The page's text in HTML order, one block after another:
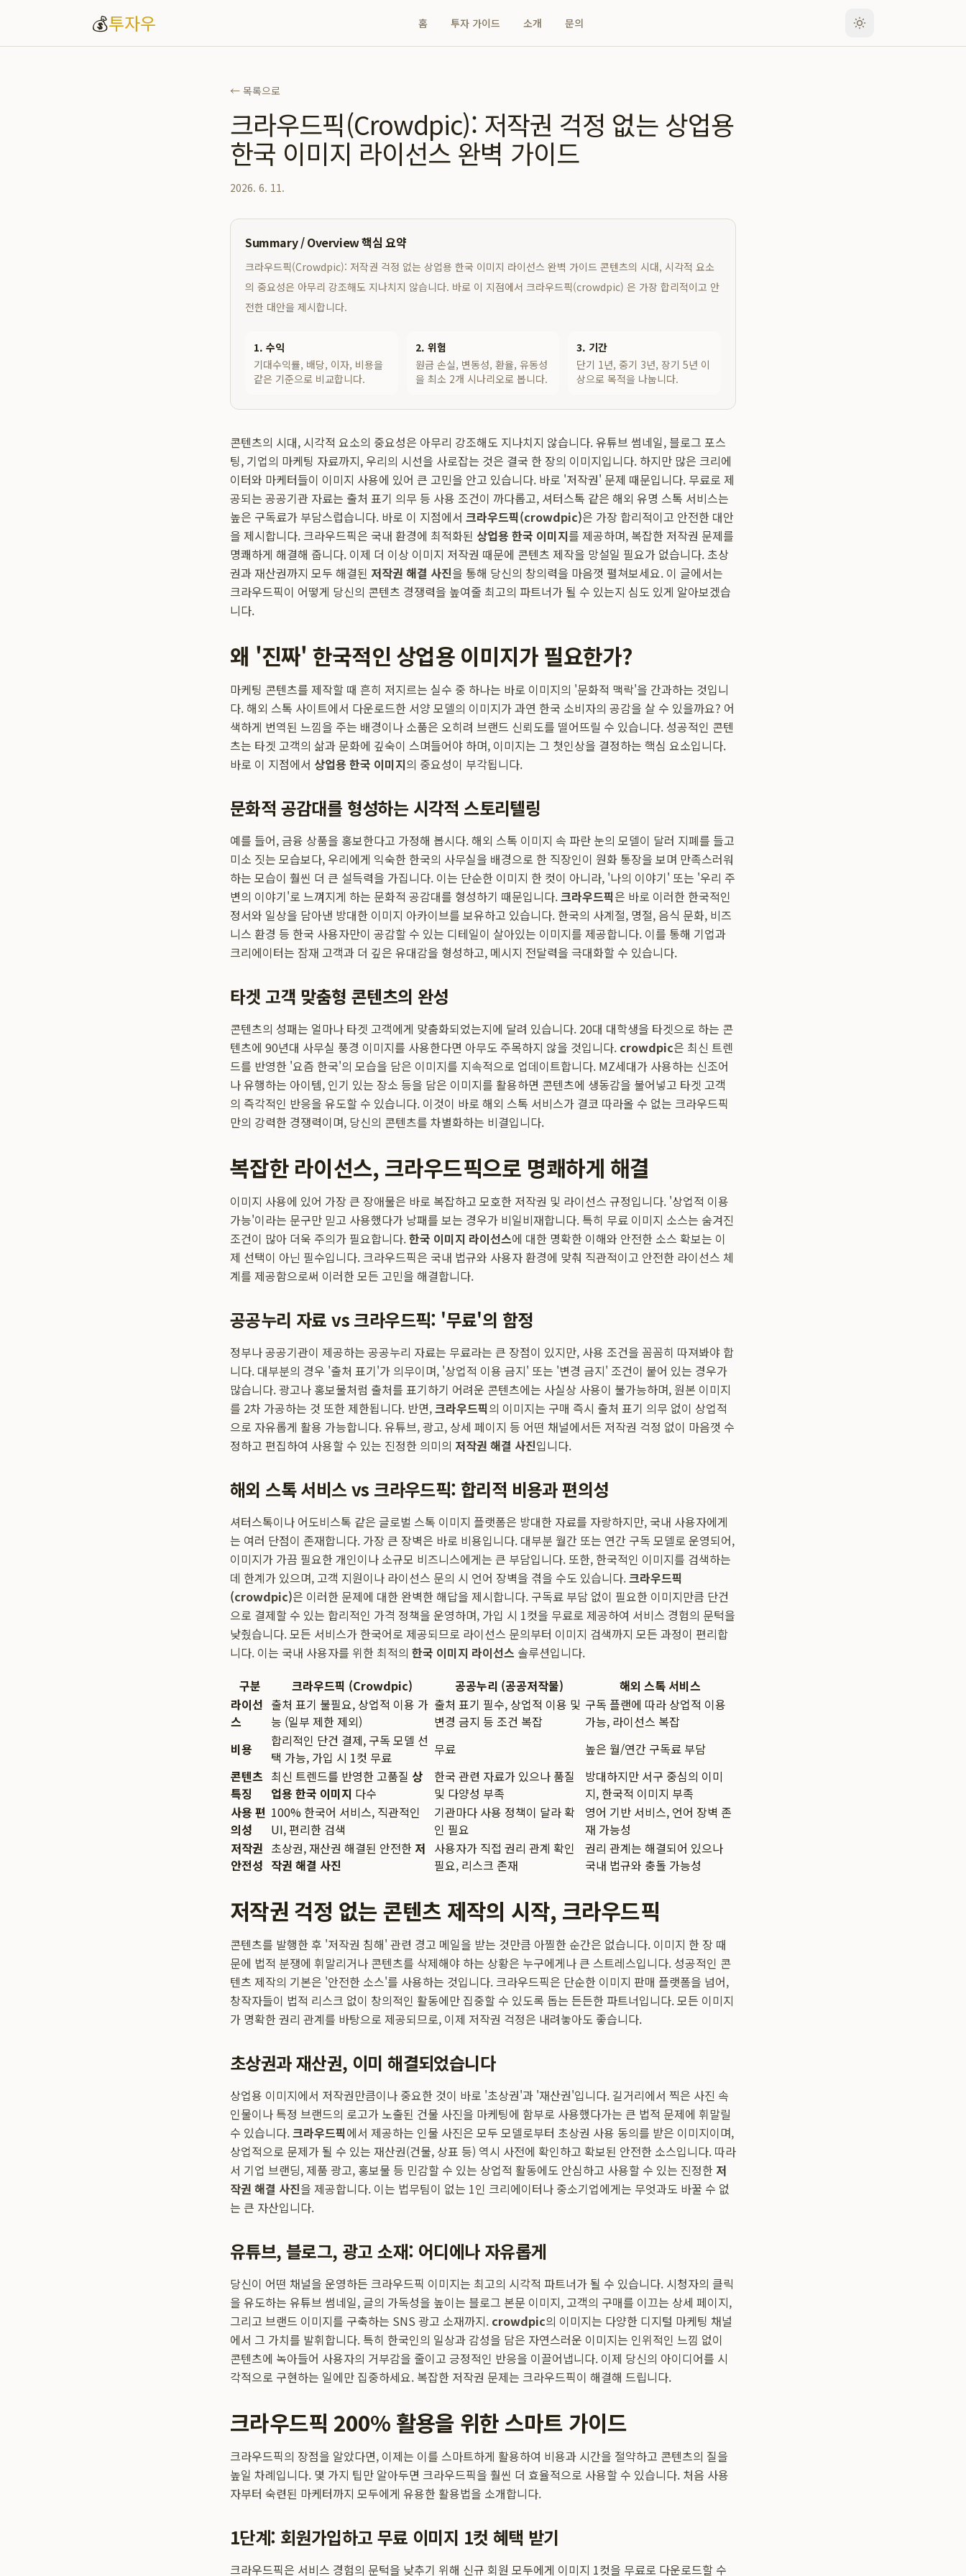
💰투자우 홈 투자 가이드 소개 문의
← 목록으로
크라우드픽(Crowdpic): 저작권 걱정 없는 상업용
한국 이미지 라이선스 완벽 가이드
2026. 6. 11.
Summary / Overview 핵심 요약
크라우드픽(Crowdpic): 저작권 걱정 없는 상업용 한국 이미지 라이선스 완벽 가이드 콘텐츠의 시대, 시각적 요소
의 중요성은 아무리 강조해도 지나치지 않습니다. 바로 이 지점에서 크라우드픽(crowdpic) 은 가장 합리적이고 안
전한 대안을 제시합니다.
1. 수익
기대수익률, 배당, 이자, 비용을
같은 기준으로 비교합니다.
2. 위험
원금 손실, 변동성, 환율, 유동성
을 최소 2개 시나리오로 봅니다.
3. 기간
단기 1년, 중기 3년, 장기 5년 이
상으로 목적을 나눕니다.
콘텐츠의 시대, 시각적 요소의 중요성은 아무리 강조해도 지나치지 않습니다. 유튜브 썸네일, 블로그 포스
팅, 기업의 마케팅 자료까지, 우리의 시선을 사로잡는 것은 결국 한 장의 이미지입니다. 하지만 많은 크리에
이터와 마케터들이 이미지 사용에 있어 큰 고민을 안고 있습니다. 바로 '저작권' 문제 때문입니다. 무료로 제
공되는 공공기관 자료는 출처 표기 의무 등 사용 조건이 까다롭고, 셔터스톡 같은 해외 유명 스톡 서비스는
높은 구독료가 부담스럽습니다. 바로 이 지점에서 크라우드픽(crowdpic)은 가장 합리적이고 안전한 대안
을 제시합니다. 크라우드픽은 국내 환경에 최적화된 상업용 한국 이미지를 제공하며, 복잡한 저작권 문제를
명쾌하게 해결해 줍니다. 이제 더 이상 이미지 저작권 때문에 콘텐츠 제작을 망설일 필요가 없습니다. 초상
권과 재산권까지 모두 해결된 저작권 해결 사진을 통해 당신의 창의력을 마음껏 펼쳐보세요. 이 글에서는
크라우드픽이 어떻게 당신의 콘텐츠 경쟁력을 높여줄 최고의 파트너가 될 수 있는지 심도 있게 알아보겠습
니다.
왜 '진짜' 한국적인 상업용 이미지가 필요한가?
마케팅 콘텐츠를 제작할 때 흔히 저지르는 실수 중 하나는 바로 이미지의 '문화적 맥락'을 간과하는 것입니
다. 해외 스톡 사이트에서 다운로드한 서양 모델의 이미지가 과연 한국 소비자의 공감을 살 수 있을까요? 어
색하게 번역된 느낌을 주는 배경이나 소품은 오히려 브랜드 신뢰도를 떨어뜨릴 수 있습니다. 성공적인 콘텐
츠는 타겟 고객의 삶과 문화에 깊숙이 스며들어야 하며, 이미지는 그 첫인상을 결정하는 핵심 요소입니다.
바로 이 지점에서 상업용 한국 이미지의 중요성이 부각됩니다.
문화적 공감대를 형성하는 시각적 스토리텔링
예를 들어, 금융 상품을 홍보한다고 가정해 봅시다. 해외 스톡 이미지 속 파란 눈의 모델이 달러 지폐를 들고
미소 짓는 모습보다, 우리에게 익숙한 한국의 사무실을 배경으로 한 직장인이 원화 통장을 보며 만족스러워
하는 모습이 훨씬 더 큰 설득력을 가집니다. 이는 단순한 이미지 한 컷이 아니라, '나의 이야기' 또는 '우리 주
변의 이야기'로 느껴지게 하는 문화적 공감대를 형성하기 때문입니다.크라우드픽은 바로 이러한 한국적인
정서와 일상을 담아낸 방대한 이미지 아카이브를 보유하고 있습니다. 한국의 사계절, 명절, 음식 문화, 비즈
니스 환경 등 한국 사용자만이 공감할 수 있는 디테일이 살아있는 이미지를 제공합니다. 이를 통해 기업과
크리에이터는 잠재 고객과 더 깊은 유대감을 형성하고, 메시지 전달력을 극대화할 수 있습니다.
타겟 고객 맞춤형 콘텐츠의 완성
콘텐츠의 성패는 얼마나 타겟 고객에게 맞춤화되었는지에 달려 있습니다. 20대 대학생을 타겟으로 하는 콘
텐츠에 90년대 사무실 풍경 이미지를 사용한다면 아무도 주목하지 않을 것입니다. crowdpic은 최신 트렌
드를 반영한 '요즘 한국'의 모습을 담은 이미지를 지속적으로 업데이트합니다. MZ세대가 사용하는 신조어
나 유행하는 아이템, 인기 있는 장소 등을 담은 이미지를 활용하면 콘텐츠에 생동감을 불어넣고 타겟 고객
의 즉각적인 반응을 유도할 수 있습니다. 이것이 바로 해외 스톡 서비스가 결코 따라올 수 없는 크라우드픽
만의 강력한 경쟁력이며, 당신의 콘텐츠를 차별화하는 비결입니다.
복잡한 라이선스, 크라우드픽으로 명쾌하게 해결
이미지 사용에 있어 가장 큰 장애물은 바로 복잡하고 모호한 저작권 및 라이선스 규정입니다. '상업적 이용
가능'이라는 문구만 믿고 사용했다가 낭패를 보는 경우가 비일비재합니다. 특히 무료 이미지 소스는 숨겨진
조건이 많아 더욱 주의가 필요합니다.한국 이미지 라이선스에 대한 명확한 이해와 안전한 소스 확보는 이
제 선택이 아닌 필수입니다. 크라우드픽은 국내 법규와 사용자 환경에 맞춰 직관적이고 안전한 라이선스 체
계를 제공함으로써 이러한 모든 고민을 해결합니다.
공공누리 자료 vs 크라우드픽: '무료'의 함정
정부나 공공기관이 제공하는 공공누리 자료는 무료라는 큰 장점이 있지만, 사용 조건을 꼼꼼히 따져봐야 합
니다. 대부분의 경우 '출처 표기'가 의무이며, '상업적 이용 금지' 또는 '변경 금지' 조건이 붙어 있는 경우가
많습니다. 광고나 홍보물처럼 출처를 표기하기 어려운 콘텐츠에는 사실상 사용이 불가능하며, 원본 이미지
를 2차 가공하는 것 또한 제한됩니다. 반면,크라우드픽의 이미지는 구매 즉시 출처 표기 의무 없이 상업적
으로 자유롭게 활용 가능합니다. 유튜브, 광고, 상세 페이지 등 어떤 채널에서든 저작권 걱정 없이 마음껏 수
정하고 편집하여 사용할 수 있는 진정한 의미의 저작권 해결 사진입니다.
해외 스톡 서비스 vs 크라우드픽: 합리적 비용과 편의성
셔터스톡이나 어도비스톡 같은 글로벌 스톡 이미지 플랫폼은 방대한 자료를 자랑하지만, 국내 사용자에게
는 여러 단점이 존재합니다. 가장 큰 장벽은 바로 비용입니다. 대부분 월간 또는 연간 구독 모델로 운영되어,
이미지가 가끔 필요한 개인이나 소규모 비즈니스에게는 큰 부담입니다. 또한, 한국적인 이미지를 검색하는
데 한계가 있으며, 고객 지원이나 라이선스 문의 시 언어 장벽을 겪을 수도 있습니다.크라우드픽
(crowdpic)은 이러한 문제에 대한 완벽한 해답을 제시합니다. 구독료 부담 없이 필요한 이미지만큼 단건
으로 결제할 수 있는 합리적인 가격 정책을 운영하며, 가입 시 1컷을 무료로 제공하여 서비스 경험의 문턱을
낮췄습니다. 모든 서비스가 한국어로 제공되므로 라이선스 문의부터 이미지 검색까지 모든 과정이 편리합
니다. 이는 국내 사용자를 위한 최적의 한국 이미지 라이선스 솔루션입니다.
구분
크라우드픽 (Crowdpic) 공공누리 (공공저작물)
해외 스톡 서비스
라이선
스
출처 표기 불필요, 상업적 이용 가
능 (일부 제한 제외)
출처 표기 필수, 상업적 이용 및
변경 금지 등 조건 복잡
구독 플랜에 따라 상업적 이용
가능, 라이선스 복잡
비용
합리적인 단건 결제, 구독 모델 선
택 가능, 가입 시 1컷 무료
무료
높은 월/연간 구독료 부담
콘텐츠
특징
최신 트렌드를 반영한 고품질 상
업용 한국 이미지 다수
한국 관련 자료가 있으나 품질
및 다양성 부족
방대하지만 서구 중심의 이미
지, 한국적 이미지 부족
사용 편
의성
100% 한국어 서비스, 직관적인
UI, 편리한 검색
기관마다 사용 정책이 달라 확
인 필요
영어 기반 서비스, 언어 장벽 존
재 가능성
저작권
안전성
초상권, 재산권 해결된 안전한 저
작권 해결 사진
사용자가 직접 권리 관계 확인
필요, 리스크 존재
권리 관계는 해결되어 있으나
국내 법규와 충돌 가능성
저작권 걱정 없는 콘텐츠 제작의 시작, 크라우드픽
콘텐츠를 발행한 후 '저작권 침해' 관련 경고 메일을 받는 것만큼 아찔한 순간은 없습니다. 이미지 한 장 때
문에 법적 분쟁에 휘말리거나 콘텐츠를 삭제해야 하는 상황은 누구에게나 큰 스트레스입니다. 성공적인 콘
텐츠 제작의 기본은 '안전한 소스'를 사용하는 것입니다. 크라우드픽은 단순한 이미지 판매 플랫폼을 넘어,
창작자들이 법적 리스크 없이 창의적인 활동에만 집중할 수 있도록 돕는 든든한 파트너입니다. 모든 이미지
가 명확한 권리 관계를 바탕으로 제공되므로, 이제 저작권 걱정은 내려놓아도 좋습니다.
초상권과 재산권, 이미 해결되었습니다
상업용 이미지에서 저작권만큼이나 중요한 것이 바로 '초상권'과 '재산권'입니다. 길거리에서 찍은 사진 속
인물이나 특정 브랜드의 로고가 노출된 건물 사진을 마케팅에 함부로 사용했다가는 큰 법적 문제에 휘말릴
수 있습니다.크라우드픽에서 제공하는 인물 사진은 모두 모델로부터 초상권 사용 동의를 받은 이미지이며,
상업적으로 문제가 될 수 있는 재산권(건물, 상표 등) 역시 사전에 확인하고 확보된 안전한 소스입니다. 따라
서 기업 브랜딩, 제품 광고, 홍보물 등 민감할 수 있는 상업적 활동에도 안심하고 사용할 수 있는 진정한 저
작권 해결 사진을 제공합니다. 이는 법무팀이 없는 1인 크리에이터나 중소기업에게는 무엇과도 바꿀 수 없
는 큰 자산입니다.
유튜브, 블로그, 광고 소재: 어디에나 자유롭게
당신이 어떤 채널을 운영하든 크라우드픽 이미지는 최고의 시각적 파트너가 될 수 있습니다. 시청자의 클릭
을 유도하는 유튜브 썸네일, 글의 가독성을 높이는 블로그 본문 이미지, 고객의 구매를 이끄는 상세 페이지,
그리고 브랜드 이미지를 구축하는 SNS 광고 소재까지. crowdpic의 이미지는 다양한 디지털 마케팅 채널
에서 그 가치를 발휘합니다. 특히 한국인의 일상과 감성을 담은 자연스러운 이미지는 인위적인 느낌 없이
콘텐츠에 녹아들어 사용자의 거부감을 줄이고 긍정적인 반응을 이끌어냅니다. 이제 당신의 아이디어를 시
각적으로 구현하는 일에만 집중하세요. 복잡한 저작권 문제는 크라우드픽이 해결해 드립니다.
크라우드픽 200% 활용을 위한 스마트 가이드
크라우드픽의 장점을 알았다면, 이제는 이를 스마트하게 활용하여 비용과 시간을 절약하고 콘텐츠의 질을
높일 차례입니다. 몇 가지 팁만 알아두면 크라우드픽을 훨씬 더 효율적으로 사용할 수 있습니다. 처음 사용
자부터 숙련된 마케터까지 모두에게 유용한 활용법을 소개합니다.
1단계: 회원가입하고 무료 이미지 1컷 혜택 받기
크라우드픽은 서비스 경험의 문턱을 낮추기 위해 신규 회원 모두에게 이미지 1컷을 무료로 다운로드할 수